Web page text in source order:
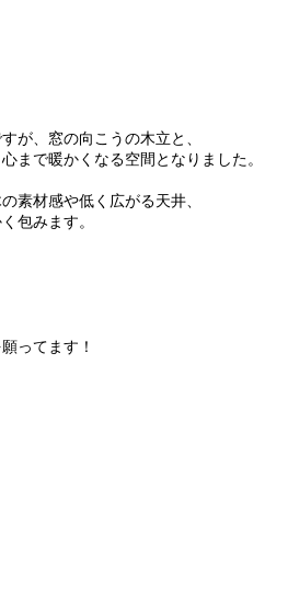
が、窓の向こうの木立と、
まで暖かくなる空間となりました。
素材感や低く広がる天井、
包みます。
ってます！